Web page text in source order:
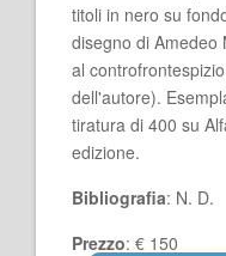
titoli in nero su
disegno di Amedeo
al
dell'autore).
tiratura di 400 su
edizione.
Bibliografia: N. D.
Prezzo: € 150